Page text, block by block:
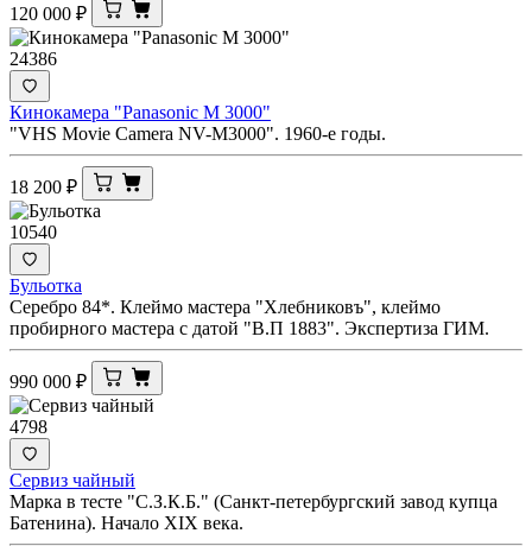
120 000 ₽
24386
Кинокамера "Panasonic M 3000"
"VHS Movie Camera NV-M3000". 1960-е годы.
18 200 ₽
10540
Бульотка
Серебро 84*. Клеймо мастера "Хлебниковъ", клеймо
пробирного мастера с датой "В.П 1883". Экспертиза ГИМ.
990 000 ₽
4798
Сервиз чайный
Марка в тесте "С.З.К.Б." (Санкт-петербургский завод купца
Батенина). Начало XIX века.